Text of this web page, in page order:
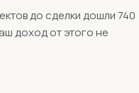
до сделки дошли 740
доход от этого не